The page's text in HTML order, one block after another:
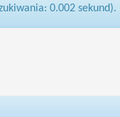
0.002 sekund).